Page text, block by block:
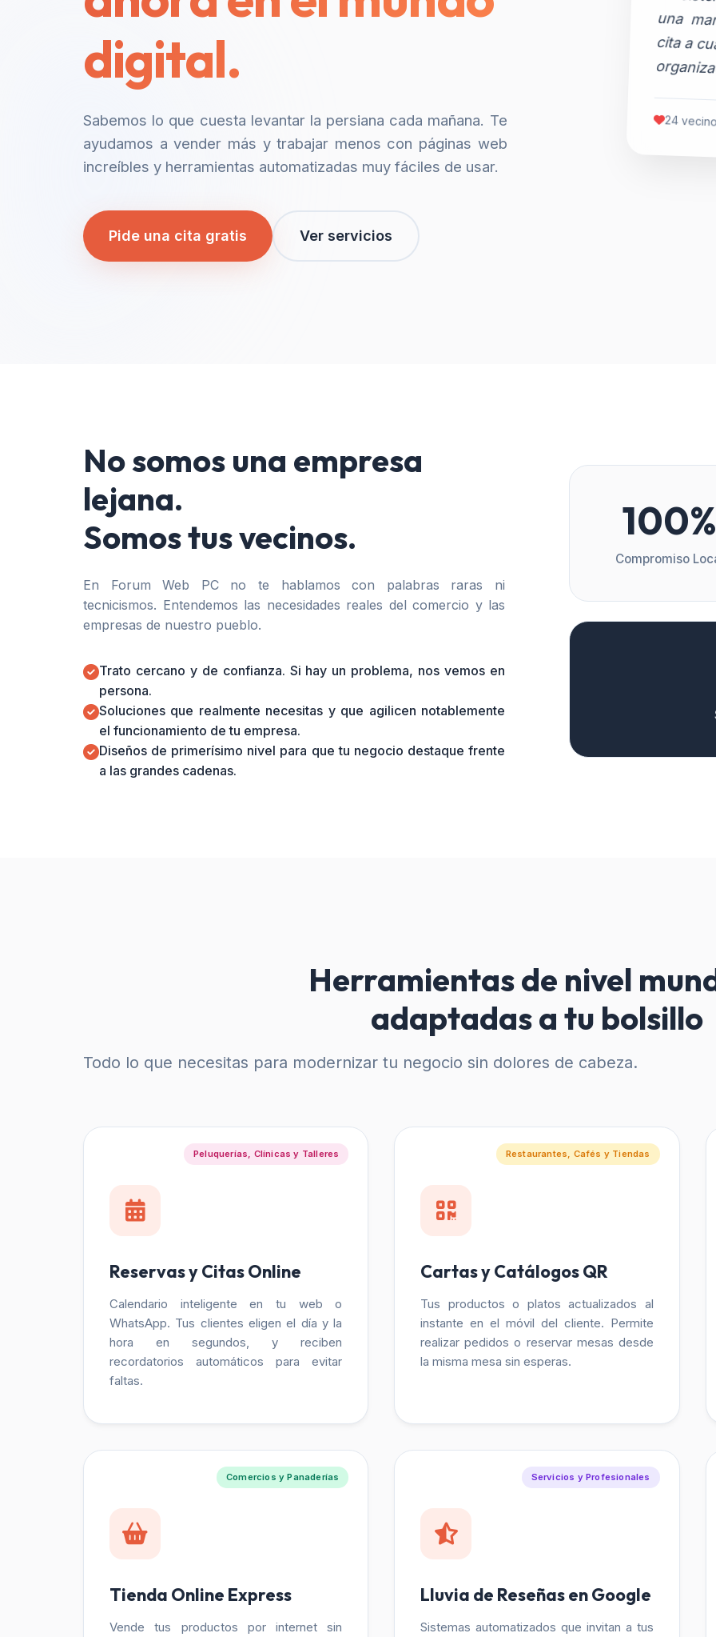
digital.
Sabemos lo que cuesta levantar la persiana cada mañana. Te
ayudamos a vender más y trabajar menos con páginas web
increíbles y herramientas automatizadas muy fáciles de usar.
Pide una cita gratis Ver servicios
24
No somos una empresa
lejana.
Somos tus vecinos.
En Forum Web PC no te hablamos con palabras raras ni
tecnicismos. Entendemos las necesidades reales del comercio y las
empresas de nuestro pueblo.
Trato cercano y de confianza. Si hay un problema, nos vemos en
persona.
Soluciones que realmente necesitas y que agilicen notablemente
el funcionamiento de tu empresa.
Diseños de primerísimo nivel para que tu negocio destaque frente
a las grandes cadenas.
100%
Compromiso
Herramientas de nivel
adaptadas a tu bolsillo
Todo lo que necesitas para modernizar tu negocio sin dolores de cabeza.
Peluquerías, Clínicas y Talleres
Reservas y Citas Online
Calendario inteligente en tu web o
WhatsApp. Tus clientes eligen el día y la
hora en segundos, y reciben
recordatorios automáticos para evitar
faltas.
Restaurantes, Cafés y Tiendas
Cartas y Catálogos QR
Tus productos o platos actualizados al
instante en el móvil del cliente. Permite
realizar pedidos o reservar mesas desde
la misma mesa sin esperas.
Comercios y Panaderías
Tienda Online Express
Vende tus productos por internet sin
Servicios y Profesionales
Lluvia de Reseñas en Google
Sistemas automatizados que invitan a tus